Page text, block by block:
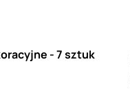
- 7 sztuk